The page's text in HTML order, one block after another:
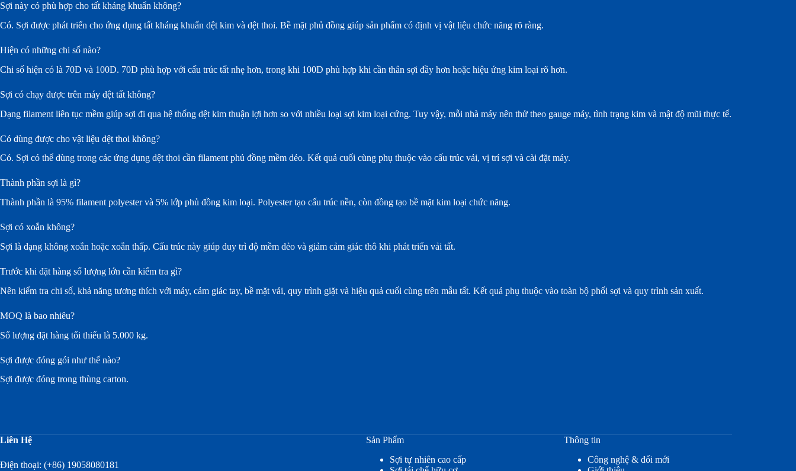
Sợi này có phù hợp cho tất kháng khuẩn không?
Có. Sợi được phát triển cho ứng dụng tất kháng khuẩn dệt kim và dệt thoi. Bề mặt phủ đồng giúp sản phẩm có định vị vật liệu chức năng rõ ràng.
Hiện có những chi số nào?
Chi số hiện có là 70D và 100D. 70D phù hợp với cấu trúc tất nhẹ hơn, trong khi 100D phù hợp khi cần thân sợi đầy hơn hoặc hiệu ứng kim loại rõ hơn.
Sợi có chạy được trên máy dệt tất không?
Dạng filament liên tục mềm giúp sợi đi qua hệ thống dệt kim thuận lợi hơn so với nhiều loại sợi kim loại cứng. Tuy vậy, mỗi nhà máy nên thử theo gauge máy, tình trạng kim và mật độ mũi thực tế.
Có dùng được cho vật liệu dệt thoi không?
Có. Sợi có thể dùng trong các ứng dụng dệt thoi cần filament phủ đồng mềm dẻo. Kết quả cuối cùng phụ thuộc vào cấu trúc vải, vị trí sợi và cài đặt máy.
Thành phần sợi là gì?
Thành phần là 95% filament polyester và 5% lớp phủ đồng kim loại. Polyester tạo cấu trúc nền, còn đồng tạo bề mặt kim loại chức năng.
Sợi có xoắn không?
Sợi là dạng không xoắn hoặc xoắn thấp. Cấu trúc này giúp duy trì độ mềm dẻo và giảm cảm giác thô khi phát triển vải tất.
Trước khi đặt hàng số lượng lớn cần kiểm tra gì?
Nên kiểm tra chi số, khả năng tương thích với máy, cảm giác tay, bề mặt vải, quy trình giặt và hiệu quả cuối cùng trên mẫu tất. Kết quả phụ thuộc vào toàn bộ phối sợi và quy trình sản xuất.
MOQ là bao nhiêu?
Số lượng đặt hàng tối thiểu là 5.000 kg.
Sợi được đóng gói như thế nào?
Sợi được đóng trong thùng carton.
Liên Hệ
Điện thoại: (+86) 19058080181
Sản Phẩm
Sợi tự nhiên cao cấp
Thông tin
Công nghệ & đổi mới